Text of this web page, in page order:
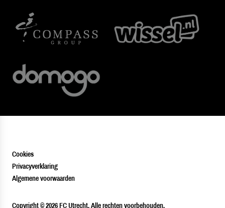
Cookies
Privacyverklaring
Algemene voorwaarden
Copyright © 2026 FC Utrecht. Alle rechten voorbehouden.